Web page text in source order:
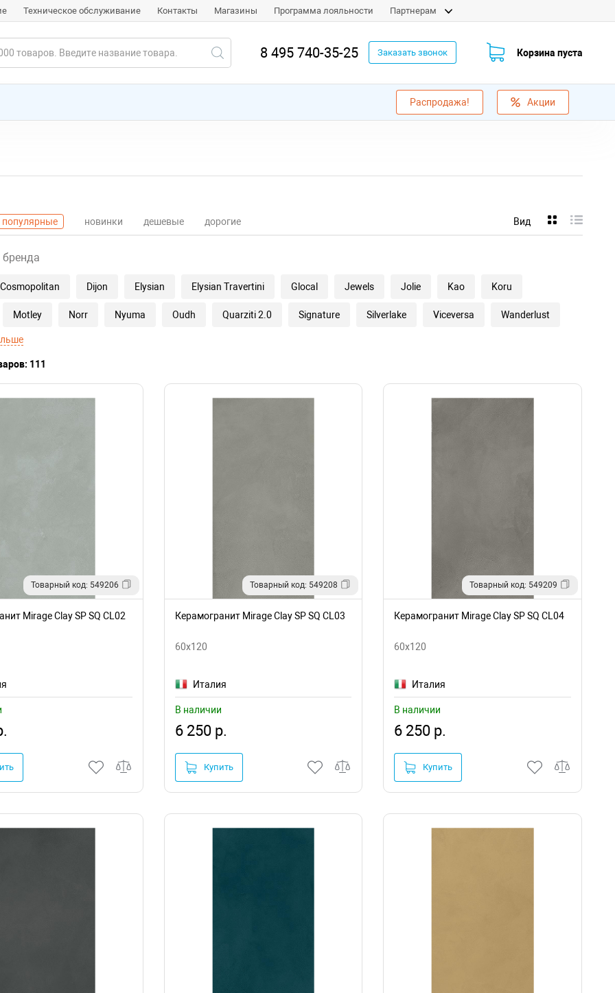
Техническое обслуживание Контакты Магазины Программа лояльности Партнерам
8 495 740-35-25 Заказать звонок Корзина пуста
Распродажа! Акции
популярные новинки дешевые дорогие Вид
Cosmopolitan Dijon Elysian Elysian Travertini Glocal Jewels Jolie Kao Koru
Motley Norr Nyuma Oudh Quarziti 2.0 Signature Silverlake Viceversa Wanderlust
111
Товарный код: 549206
Mirage Clay SP SQ CL02
Товарный код: 549208
Керамогранит Mirage Clay SP SQ CL03
60x120
Италия
В наличии
6 250 р.
Купить
Товарный код: 549209
Керамогранит Mirage Clay SP SQ CL04
60x120
Италия
В наличии
6 250 р.
Купить